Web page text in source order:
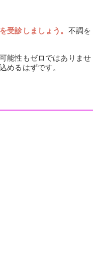
受診しましょう。 不調を
能性もゼロではありませ
めるはずです。